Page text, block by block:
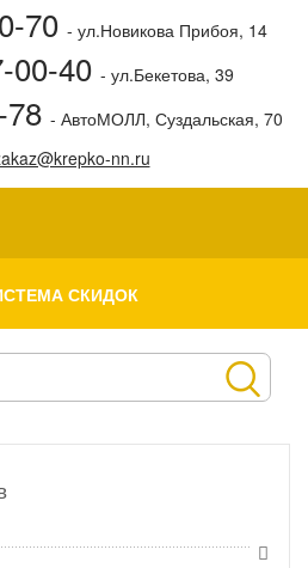
70 - ул.Новикова Прибоя, 14
00-40 - ул.Бекетова, 39
- АвтоМОЛЛ, Суздальская, 70
nn.ru
СКИДОК